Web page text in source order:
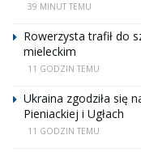
39 MINUT TEMU
Rowerzysta trafił do
mieleckim
11 GODZIN TEMU
Ukraina zgodziła się
Pieniackiej i Ugłach
11 GODZIN TEMU